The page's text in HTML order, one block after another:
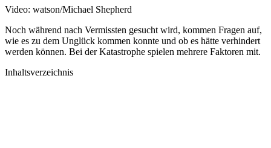
Video: watson/Michael Shepherd
Noch während nach Vermissten gesucht wird, kommen Fragen auf,
wie es zu dem Unglück kommen konnte und ob es hätte verhindert
werden können. Bei der Katastrophe spielen mehrere Faktoren mit.
Inhaltsverzeichnis